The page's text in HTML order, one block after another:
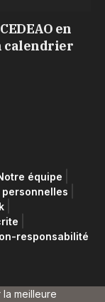
en
calendrier
équipe
responsabilité
meilleure